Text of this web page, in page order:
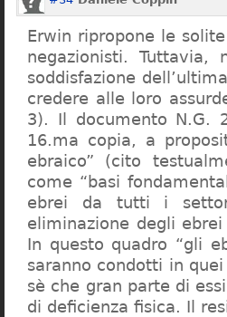
Erwin ripropone le
negazionisti.
soddisfazione
credere alle loro
3). Il documento N.G.
16.ma copia, a
ebraico” (cito
come “basi
ebrei da tutti i
eliminazione degli
In questo quadro “gli
saranno condotti in
sè che gran parte di
di deficienza fisica. Il